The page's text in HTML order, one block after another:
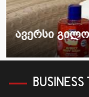
ავერსი